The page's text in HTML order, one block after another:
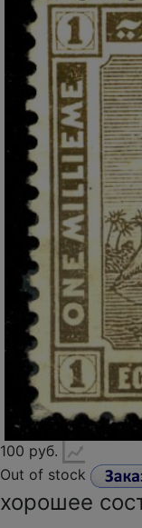
100 руб.
Out of stock
хорошее